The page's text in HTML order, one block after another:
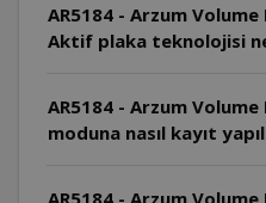
AR5184 - Arzum
Aktif plaka teknolojisi
AR5184 - Arzum
moduna nasıl kayıt
AR5184 - Arzum